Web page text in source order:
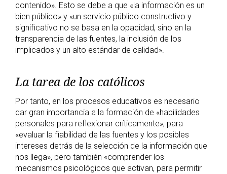
contenido». Esto se debe a que «la información es un
bien público» y «un servicio público constructivo y
significativo no se basa en la opacidad, sino en la
transparencia de las fuentes, la inclusión de los
implicados y un alto estándar de calidad».
La tarea de los católicos
Por tanto, en los procesos educativos es necesario
dar gran importancia a la formación de «habilidades
personales para reflexionar críticamente», para
«evaluar la fiabilidad de las fuentes y los posibles
intereses detrás de la selección de la información que
nos llega», pero también «comprender los
mecanismos psicológicos que activan, para permitir